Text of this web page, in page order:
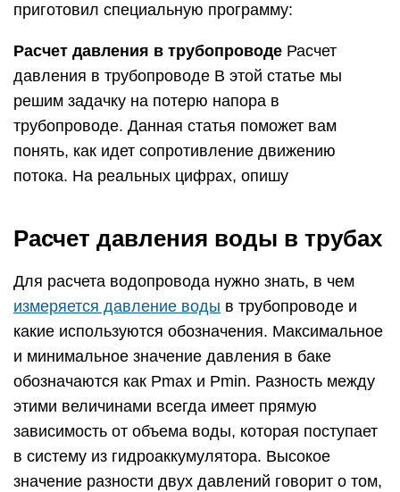
приготовил специальную программу:
Расчет давления в трубопроводе Расчет
давления в трубопроводе В этой статье мы
решим задачку на потерю напора в
трубопроводе. Данная статья поможет вам
понять, как идет сопротивление движению
потока. На реальных цифрах, опишу
Расчет давления воды в трубах
Для расчета водопровода нужно знать, в чем
измеряется давление воды в трубопроводе и
какие используются обозначения. Максимальное
и минимальное значение давления в баке
обозначаются как Pmax и Pmin. Разность между
этими величинами всегда имеет прямую
зависимость от объема воды, которая поступает
в систему из гидроаккумулятора. Высокое
значение разности двух давлений говорит о том,